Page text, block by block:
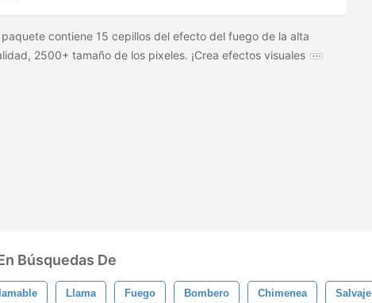
paquete contiene 15 cepillos del efecto del fuego de la alta
2500+ tamaño de los pixeles. ¡Crea efectos visuales
Búsquedas De
Llama Fuego Bombero Chimenea Salvaje